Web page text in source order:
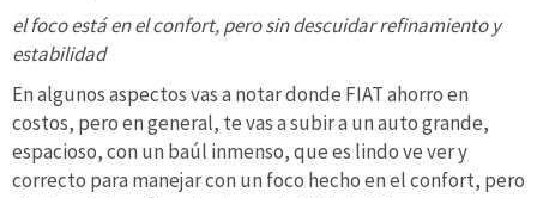
el foco está en el confort, pero sin descuidar refinamiento y
estabilidad
En algunos aspectos vas a notar donde FIAT ahorro en
costos, pero en general, te vas a subir a un auto grande,
espacioso, con un baúl inmenso, que es lindo ve ver y
correcto para manejar con un foco hecho en el confort, pero